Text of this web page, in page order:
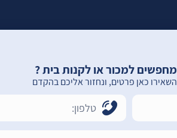
מחפשים למכור או לקנות בית ?
השאירו כאן פרטים, ונחזור אליכם בהקדם